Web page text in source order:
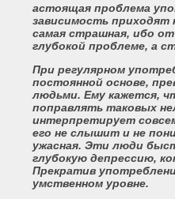
астоящая проблема
зависимость приходят
самая страшная, ибо
глубокой проблеме, а
При регулярном
постоянной основе,
людьми. Ему кажется,
поправлять таковых
интерпретирует
его не слышит и не
ужасная. Эти люди
глубокую депрессию,
Прекратив
умственном уровне.